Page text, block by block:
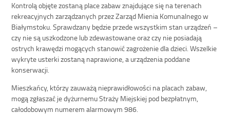
Kontrolą objęte zostaną place zabaw znajdujące się na terenach
rekreacyjnych zarządzanych przez Zarząd Mienia Komunalnego w
Białymstoku. Sprawdzany będzie przede wszystkim stan urządzeń –
czy nie są uszkodzone lub zdewastowane oraz czy nie posiadają
ostrych krawędzi mogących stanowić zagrożenie dla dzieci. Wszelkie
wykryte usterki zostaną naprawione, a urządzenia poddane
konserwacji.
Mieszkańcy, którzy zauważą nieprawidłowości na placach zabaw,
mogą zgłaszać je dyżurnemu Straży Miejskiej pod bezpłatnym,
całodobowym numerem alarmowym 986.